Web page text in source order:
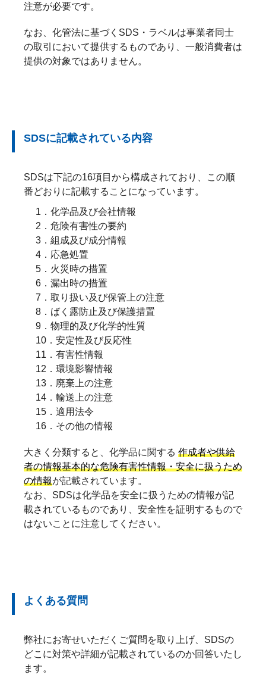
注意が必要です。
なお、化管法に基づくSDS・ラベルは事業者同士
の取引において提供するものであり、一般消費者は
提供の対象ではありません。
SDSに記載されている内容
SDSは下記の16項目から構成されており、この順
番どおりに記載することになっています。
1．化学品及び会社情報
2．危険有害性の要約
3．組成及び成分情報
4．応急処置
5．火災時の措置
6．漏出時の措置
7．取り扱い及び保管上の注意
8．ばく露防止及び保護措置
9．物理的及び化学的性質
10．安定性及び反応性
11．有害性情報
12．環境影響情報
13．廃棄上の注意
14．輸送上の注意
15．適用法令
16．その他の情報
大きく分類すると、化学品に関する 作成者や供給
者の情報基本的な危険有害性情報・安全に扱うため
の情報が記載されています。
なお、SDSは化学品を安全に扱うための情報が記
載されているものであり、安全性を証明するもので
はないことに注意してください。
よくある質問
弊社にお寄せいただくご質問を取り上げ、SDSの
どこに対策や詳細が記載されているのか回答いたし
ます。